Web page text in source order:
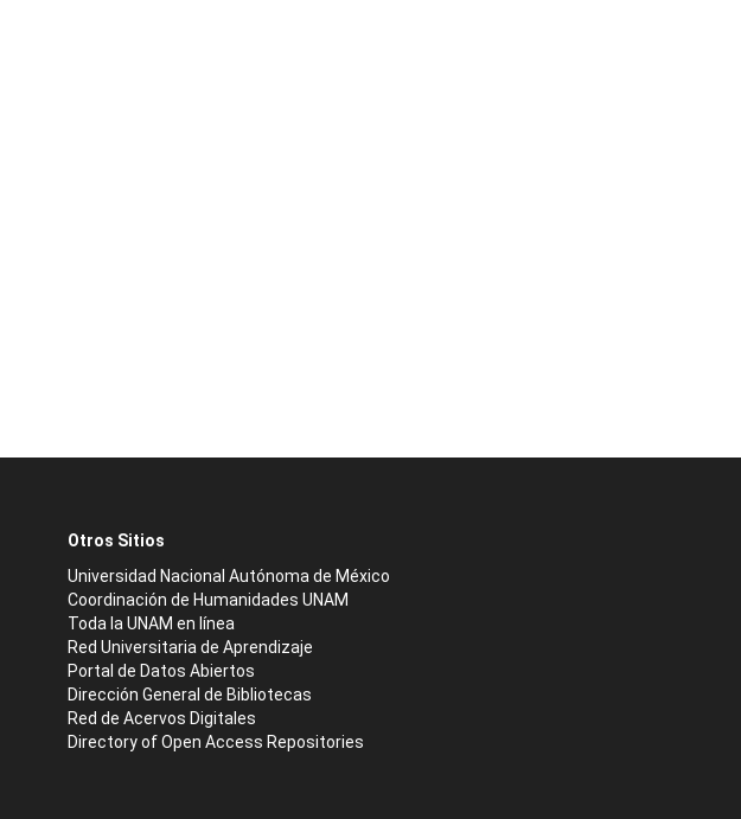
Otros Sitios
Universidad Nacional Autónoma de México
Coordinación de Humanidades UNAM
Toda la UNAM en línea
Red Universitaria de Aprendizaje
Portal de Datos Abiertos
Dirección General de Bibliotecas
Red de Acervos Digitales
Directory of Open Access Repositories